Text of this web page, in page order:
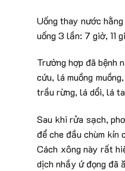
Uống thay nước
uống 3 lần: 7 giờ, 11
Trường hợp đã bệnh
cứu, lá muồng
trầu rừng, lá dổi, lá
Sau khi rửa sạch,
để che đầu chùm
Cách xông này rất
dịch nhầy ứ đọng đã